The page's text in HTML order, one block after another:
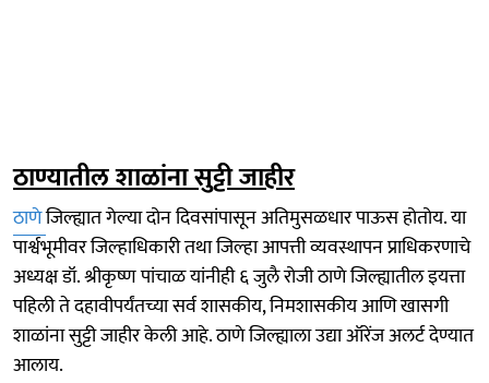
ठाण्यातील शाळांना सुट्टी जाहीर
ठाणेजिल्ह्यात गेल्या दोन दिवसांपासून अतिमुसळधार पाऊस होतोय. या
पार्श्वभूमीवर जिल्हाधिकारी तथा जिल्हा आपत्ती व्यवस्थापन प्राधिकरणाचे
अध्यक्ष डॉ. श्रीकृष्ण पांचाळ यांनीही ६ जुलै रोजी ठाणे जिल्ह्यातील इयत्ता
पहिली ते दहावीपर्यंतच्या सर्व शासकीय, निमशासकीय आणि खासगी
शाळांना सुट्टी जाहीर केली आहे. ठाणे जिल्ह्याला उद्या ऑरेंज अलर्ट देण्यात
आलाय.